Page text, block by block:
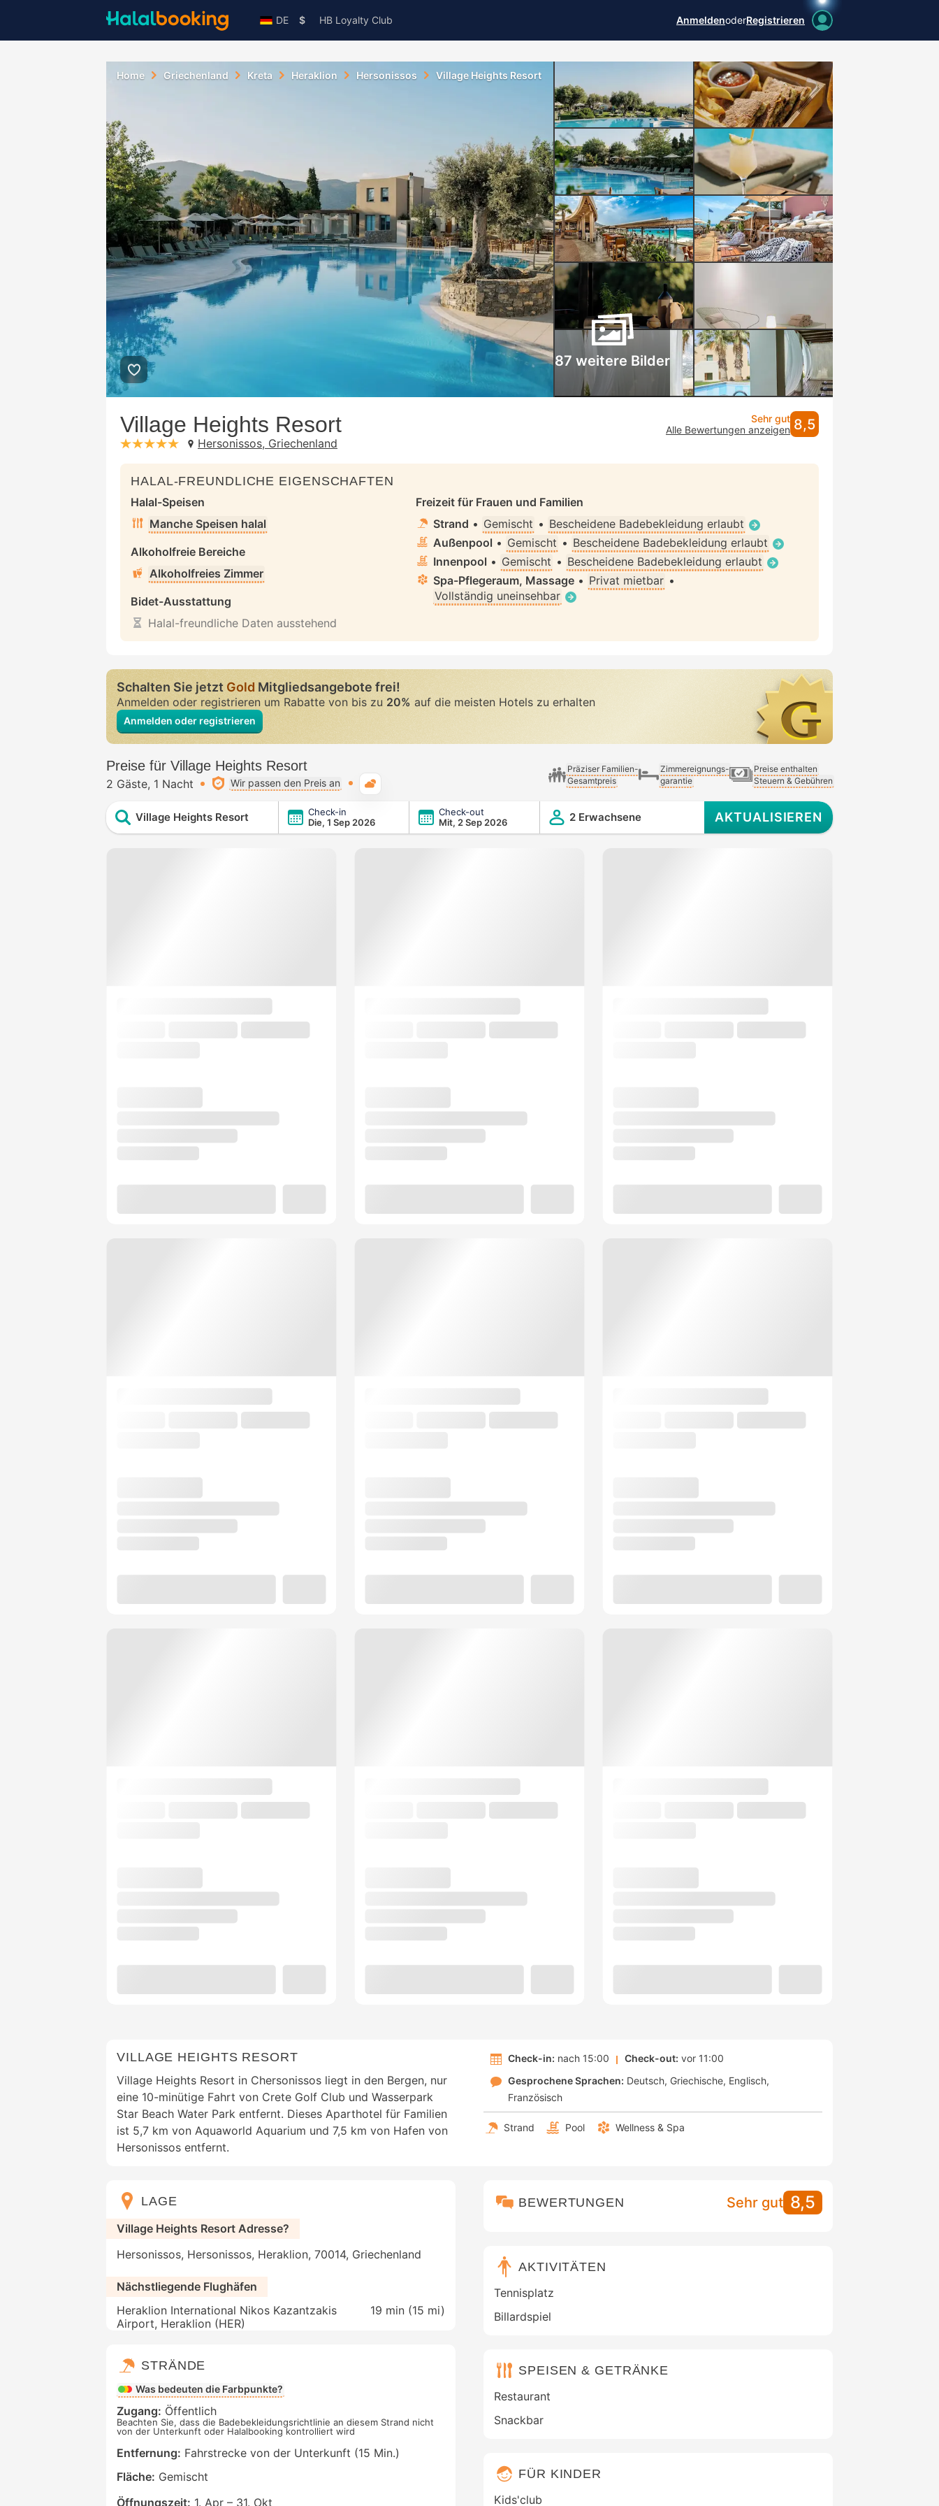
DE $ HB Loyalty Club AnmeldenoderRegistrieren
Home Griechenland Kreta Heraklion Hersonissos Village Heights Resort
87 weitere Bilder
Village Heights Resort
stars: 5Hersonissos, Griechenland
Sehr gut
Alle Bewertungen anzeigen 8,5
HALAL-FREUNDLICHE EIGENSCHAFTEN
Halal-Speisen
Manche Speisen halal
Alkoholfreie Bereiche
Alkoholfreies Zimmer
Bidet-Ausstattung
Halal-freundliche Daten ausstehend
Freizeit für Frauen und Familien
Strand • Gemischt • Bescheidene Badebekleidung erlaubt
Außenpool • Gemischt • Bescheidene Badebekleidung erlaubt
Innenpool • Gemischt • Bescheidene Badebekleidung erlaubt
Spa-Pflegeraum, Massage • Privat mietbar •
Vollständig uneinsehbar
Schalten Sie jetztGoldMitgliedsangebote frei!
Anmelden oder registrieren um Rabatte von bis zu 20%auf die meisten Hotels zu erhalten
Anmelden oder registrieren
Preise für Village Heights Resort
2 Gäste 1 Nacht Wir passen den Preis an
Präziser Familien-
Gesamtpreis
Zimmereignungs-
garantie
Preise enthalten
Steuern & Gebühren
Village Heights Resort
Check-in
Die, 1 Sep 2026
Check-out
Mit, 2 Sep 2026
2 Erwachsene AKTUALISIEREN
VILLAGE HEIGHTS RESORT
Village Heights Resort in Chersonissos liegt in den Bergen, nur
eine 10-minütige Fahrt von Crete Golf Club und Wasserpark
Star Beach Water Park entfernt. Dieses Aparthotel für Familien
ist 5,7 km von Aquaworld Aquarium und 7,5 km von Hafen von
Hersonissos entfernt.
Check-in: nach 15:00 Check-out: vor 11:00
Gesprochene Sprachen: Deutsch Griechische Englisch
Französisch
Strand Pool Wellness & Spa
LAGE
Village Heights Resort Adresse?
Hersonissos, Hersonissos, Heraklion, 70014, Griechenland
Nächstliegende Flughäfen
Heraklion International Nikos Kazantzakis
Airport, Heraklion (HER)
19 min (15 mi)
STRÄNDE
Was bedeuten die Farbpunkte?
Zugang: Öffentlich
Beachten Sie, dass die Badebekleidungsrichtlinie an diesem Strand nicht
von der Unterkunft oder Halalbooking kontrolliert wird
Entfernung: Fahrstrecke von der Unterkunft (15 Min.)
Fläche: Gemischt
Öffnungszeit: 1. Apr – 31. Okt
BEWERTUNGEN Sehr gut 8,5
AKTIVITÄTEN
Tennisplatz
Billardspiel
SPEISEN & GETRÄNKE
Restaurant
Snackbar
FÜR KINDER
Kids'club